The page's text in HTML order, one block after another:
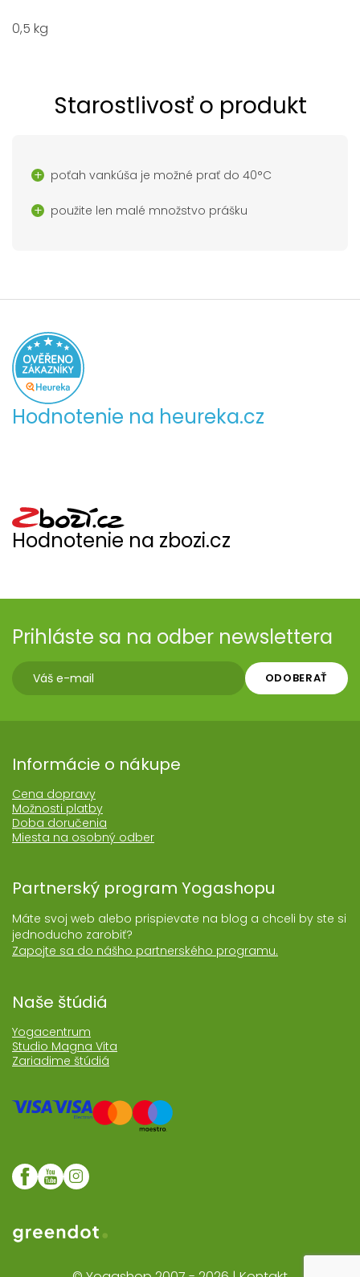
0,5 kg
Starostlivosť o produkt
poťah vankúša je možné prať do 40°C
použite len malé množstvo prášku
Hodnotenie na heureka.cz
Hodnotenie na zbozi.cz
Prihláste sa na odber newslettera
ODOBERAŤ
Informácie o nákupe
Cena dopravy
Možnosti platby
Doba doručenia
Miesta na osobný odber
Partnerský program Yogashopu
Máte svoj web alebo prispievate na blog a chceli by ste si
jednoducho zarobiť?
Zapojte sa do nášho partnerského programu.
Naše štúdiá
Yogacentrum
Studio Magna Vita
Zariadime štúdiá
Web realizoval Greendot